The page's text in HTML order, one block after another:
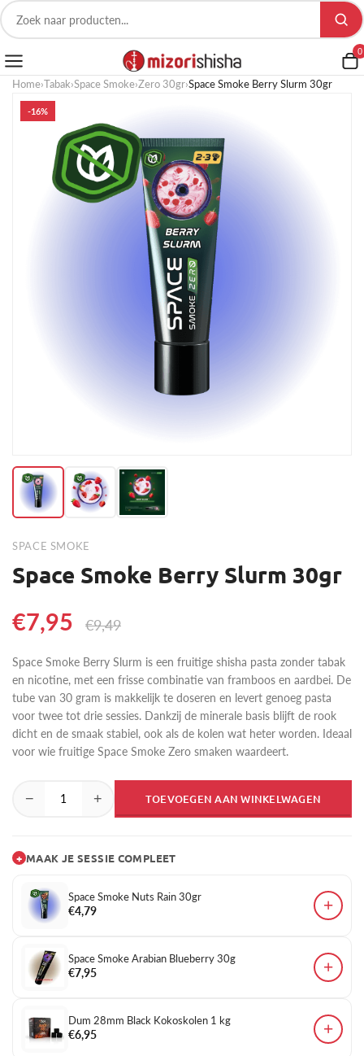
0
Home›Tabak›Space Smoke›Zero 30gr›Space Smoke Berry Slurm 30gr
-16%
SPACE SMOKE
Space Smoke Berry Slurm 30gr
€7,95 €9,49
Space Smoke Berry Slurm is een fruitige shisha pasta zonder tabak
en nicotine, met een frisse combinatie van framboos en aardbei. De
tube van 30 gram is makkelijk te doseren en levert genoeg pasta
voor twee tot drie sessies. Dankzij de minerale basis blijft de rook
dicht en de smaak stabiel, ook als de kolen wat heter worden. Ideaal
voor wie fruitige Space Smoke Zero smaken waardeert.
− + TOEVOEGEN AAN WINKELWAGEN
+ MAAK JE SESSIE COMPLEET
Space Smoke Nuts Rain 30gr
€4,79
+
Space Smoke Arabian Blueberry 30g
€7,95
+
Dum 28mm Black Kokoskolen 1 kg
€6,95
+